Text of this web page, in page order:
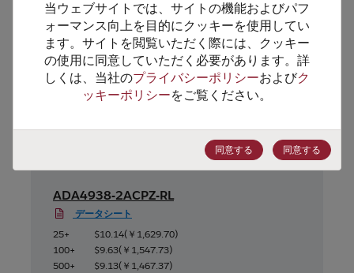
代替製品のご提案
ADA4938-2ACPZ-RL
データシート
25+
$10.14(￥1,629.70)
100+
$9.63(￥1,547.73)
500+
$9.13(￥1,467.37)
当ウェブサイトでは、サイトの機能およびパフ
ォーマンス向上を目的にクッキーを使用してい
ます。サイトを閲覧いただく際には、クッキー
の使用に同意していただく必要があります。詳
しくは、当社のプライバシーポリシーおよびク
ッキーポリシーをご覧ください。
同意する 同意する